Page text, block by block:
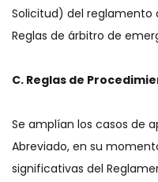
Solicitud) del reglamento
Reglas de árbitro de
C. Reglas de
Se amplían los casos de
Abreviado, en su
significativas del